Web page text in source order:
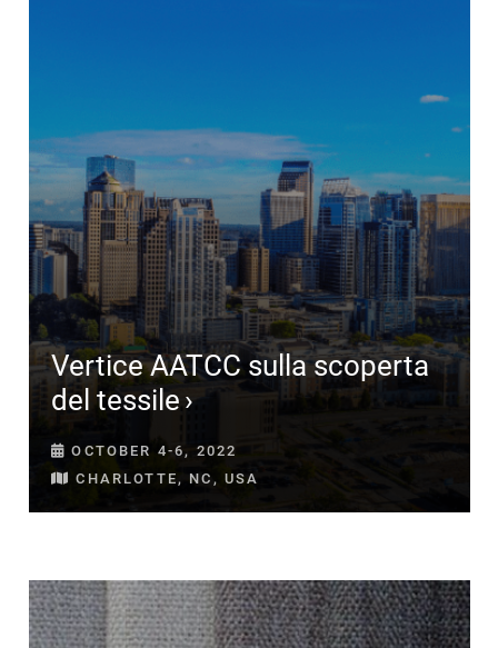
Vertice AATCC sulla scoperta
del tessile
OCTOBER 4-6, 2022
CHARLOTTE, NC, USA